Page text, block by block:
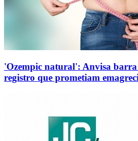
'Ozempic natural': Anvisa barra
registro que prometiam